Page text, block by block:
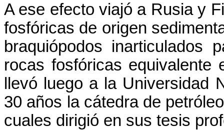
A ese efecto viajó a Rusia y
fosfóricas de origen
braquiópodos inarticulados
rocas fosfóricas
llevó luego a la Universidad
30 años la cátedra de
cuales dirigió en sus tesis